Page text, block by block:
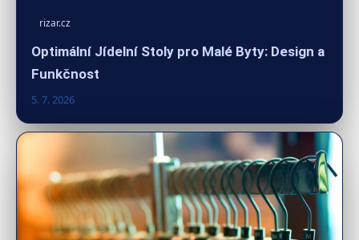
rizar.cz
Optimální Jídelní Stoly pro Malé Byty: Design a
Funkčnost
5. 7. 2026